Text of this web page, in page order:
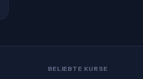
BELIEBTE KURSE